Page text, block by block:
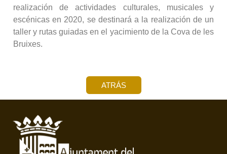
realización de actividades culturales, musicales y
escénicas en 2020, se destinará a la realización de un
taller y rutas guiadas en el yacimiento de la Cova de les
Bruixes.
ATRÁS